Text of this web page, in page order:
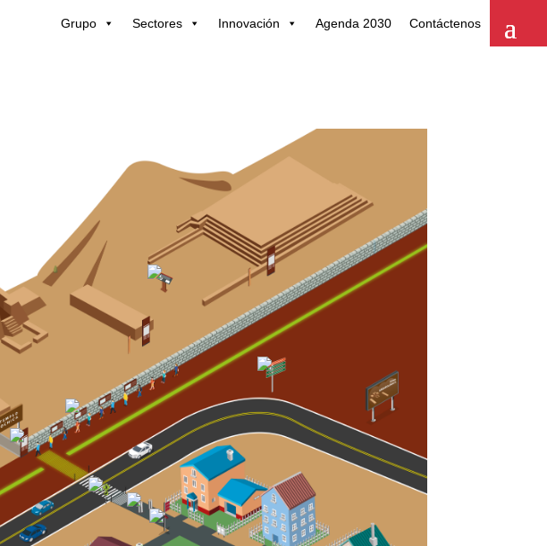
Grupo Sectores Innovación Agenda 2030 Contáctenos